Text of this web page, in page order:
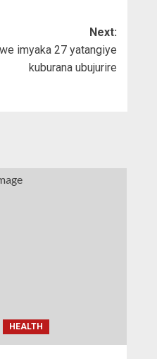
Next:
imyaka 27 yatangiye
kuburana ubujurire
HEALTH